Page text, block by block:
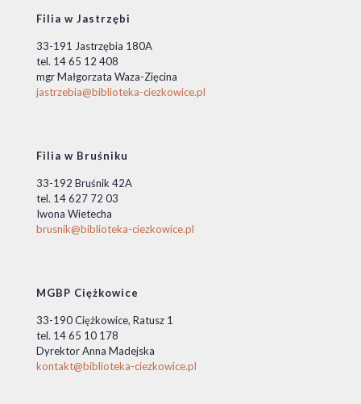
Filia w Jastrzębi
33-191 Jastrzębia 180A
tel. 14 65 12 408
mgr Małgorzata Waza-Zięcina
jastrzebia@biblioteka-ciezkowice.pl
Filia w Bruśniku
33-192 Bruśnik 42A
tel. 14 627 72 03
Iwona Wietecha
brusnik@biblioteka-ciezkowice.pl
MGBP Ciężkowice
33-190 Ciężkowice, Ratusz 1
tel. 14 65 10 178
Dyrektor Anna Madejska
kontakt@biblioteka-ciezkowice.pl